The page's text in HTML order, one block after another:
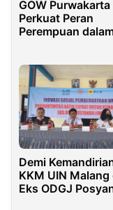
GOW Purwakarta
Perkuat Peran
Perempuan
Demi
KKM UIN Malang
Eks ODGJ